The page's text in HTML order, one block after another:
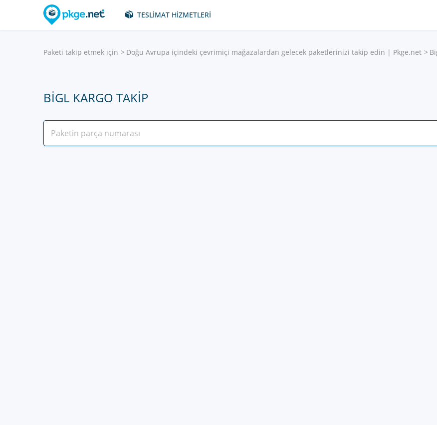
TESLIMAT HIZMETLERI
Paketi takip etmek için Doğu Avrupa içindeki çevrimiçi mağazalardan gelecek paketlerinizi takip edin | Pkge.net
BIGL KARGO TAKIP